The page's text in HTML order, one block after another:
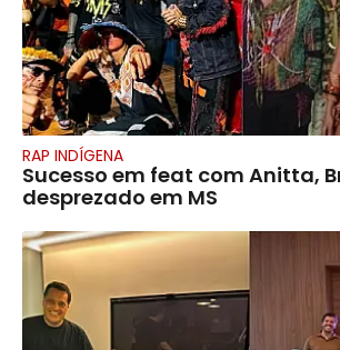
RAP INDÍGENA
Sucesso em feat com Anitta,
desprezado em MS